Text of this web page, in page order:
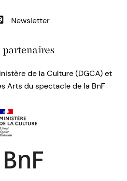
Newsletter
partenaires
de la Culture (DGCA) et
Arts du spectacle de la BnF